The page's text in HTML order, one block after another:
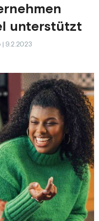
unterstützt
| 9.2.2023